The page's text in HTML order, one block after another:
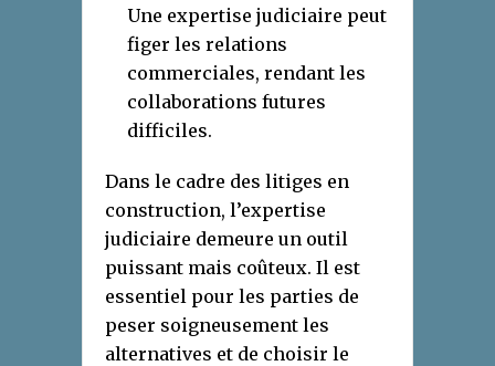
Une expertise judiciaire peut
figer les relations
commerciales, rendant les
collaborations futures
difficiles.
Dans le cadre des litiges en
construction, l’expertise
judiciaire demeure un outil
puissant mais coûteux. Il est
essentiel pour les parties de
peser soigneusement les
alternatives et de choisir le